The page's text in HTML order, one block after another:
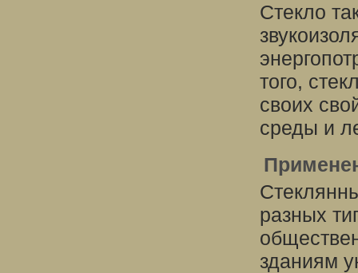
Стекло
того,
своих
среды и
разных
зданиям